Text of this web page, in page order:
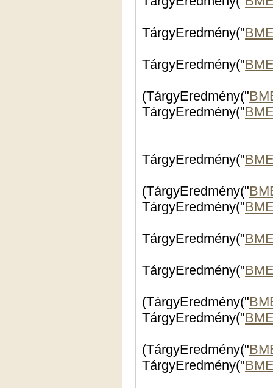
TárgyEredmény("
TárgyEredmény("
(TárgyEredmény("
TárgyEredmény("
TárgyEredmény("
(TárgyEredmény("
TárgyEredmény("
TárgyEredmény("
TárgyEredmény("
(TárgyEredmény("
TárgyEredmény("
(TárgyEredmény("
TárgyEredmény("